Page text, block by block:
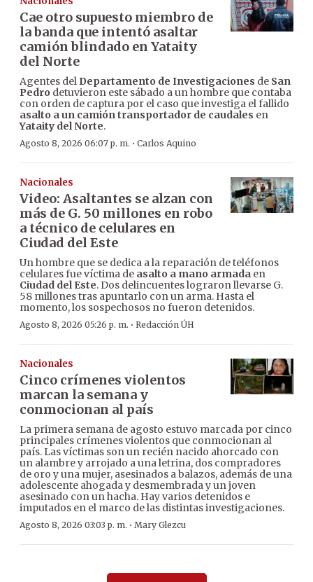
Cae otro supuesto miembro de
la banda que intentó asaltar
camión blindado en Yataity
del Norte
Agentes del Departamento de Investigaciones de San
Pedro detuvieron este sábado a un hombre que contaba
con orden de captura por el caso que investiga el fallido
asalto a un camión transportador de caudales en
Yataity del Norte.
Agosto 8, 2026 06:07 p. m. · Carlos Aquino
Nacionales
Video: Asaltantes se alzan con
más de G. 50 millones en robo
a técnico de celulares en
Ciudad del Este
Un hombre que se dedica a la reparación de teléfonos
celulares fue víctima de asalto a mano armada en
Ciudad del Este. Dos delincuentes lograron llevarse G.
58 millones tras apuntarlo con un arma. Hasta el
momento, los sospechosos no fueron detenidos.
Agosto 8, 2026 05:26 p. m. · Redacción ÚH
Nacionales
Cinco crímenes violentos
marcan la semana y
conmocionan al país
La primera semana de agosto estuvo marcada por cinco
principales crímenes violentos que conmocionan al
país. Las víctimas son un recién nacido ahorcado con
un alambre y arrojado a una letrina, dos compradores
de oro y una mujer, asesinados a balazos, además de una
adolescente ahogada y desmembrada y un joven
asesinado con un hacha. Hay varios detenidos e
imputados en el marco de las distintas investigaciones.
Agosto 8, 2026 03:03 p. m. · Mary Glezcu